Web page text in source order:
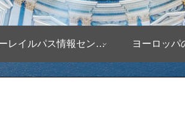
ユーレイルパス情報センター ヨーロッパ